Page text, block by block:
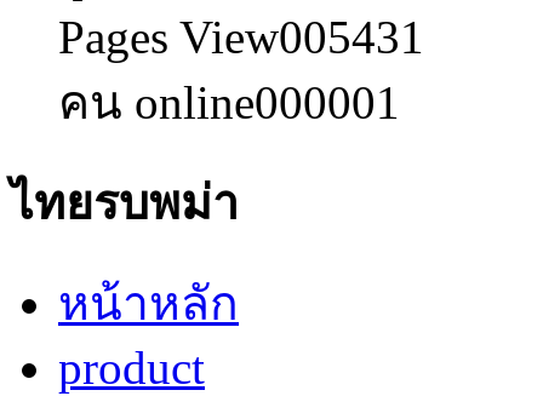
Pages View005431
คน online000001
ไทยรบพม่า
หน้าหลัก
product